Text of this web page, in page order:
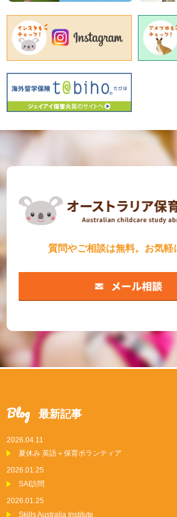
質問やご相談は無料。お気軽
Blog 最新記事
2026.04.11
夏休み 英語＋保育ボランティア
2026.01.25
SAI訪問
2026.01.25
Skills Australia Institute